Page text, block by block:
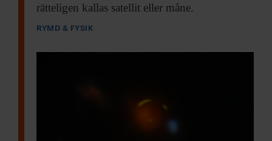
rätteligen kallas satellit eller måne.
RYMD & FYSIK